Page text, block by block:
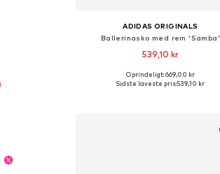
ADIDAS ORIGINALS
Ballerinasko med rem 'Samba'
539,10 kr
Fås i mange størrelser
Oprindeligt: 669,00 kr
Sidste laveste pris:539,10 kr